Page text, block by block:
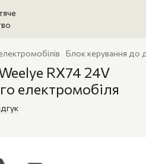
Блок керування до
RX74 24V
електромобіля